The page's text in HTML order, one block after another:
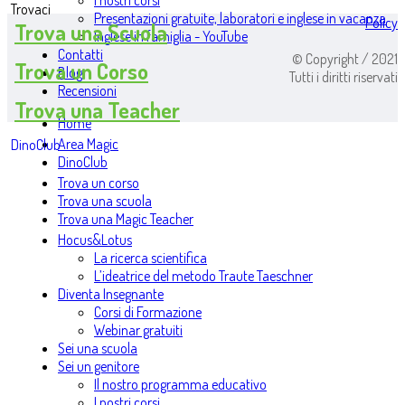
Presentazioni gratuite, laboratori e inglese in vacanza
Inglese in famiglia - YouTube
Contatti
Blog
Recensioni
Home
Area Magic
DinoClub
Trova un corso
Trova una scuola
Trova una Magic Teacher
Hocus&Lotus
La ricerca scientifica
L’ideatrice del metodo Traute Taeschner
Diventa Insegnante
Corsi di Formazione
Webinar gratuiti
Sei una scuola
Sei un genitore
Il nostro programma educativo
Trovaci
Trova una Scuola
Trova un Corso
Trova una Teacher
DinoClub
Policy
© Copyright / 2021
Tutti i diritti riservati